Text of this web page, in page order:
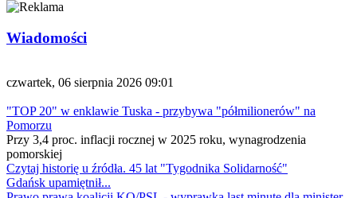
Wiadomości
czwartek, 06 sierpnia 2026 09:01
"TOP 20" w enklawie Tuska - przybywa "półmilionerów" na
Pomorzu
Przy 3,4 proc. inflacji rocznej w 2025 roku, wynagrodzenia
pomorskiej
Czytaj historię u źródła. 45 lat "Tygodnika Solidarność"
Gdańsk upamiętnił...